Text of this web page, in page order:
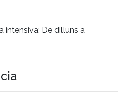
De dilluns a